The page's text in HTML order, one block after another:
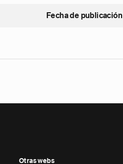
Fecha de publicación
Otras webs